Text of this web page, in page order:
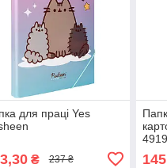
для праці Yes
₴ 237 ₴